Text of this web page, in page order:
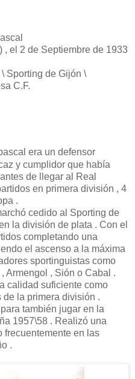
el 2 de Septiembre de 1933
Sporting de Gijón \
C.F.
era un defensor
y cumplidor que había
de llegar al Real
en primera división , 4
.
cedido al Sporting de
la división de plata . Con el
completando una
el ascenso a la máxima
sportinguistas como
Armengol , Sión o Cabal .
calidad suficiente como
de la primera división .
también jugar en la
1957\58 . Realizó una
frecuentemente en las
.